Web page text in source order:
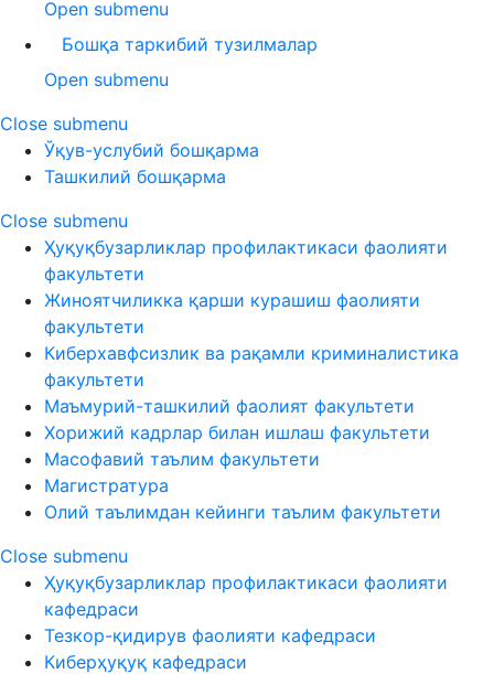
Open submenu
Бошқа таркибий тузилмалар
Open submenu
Close submenu
Ўқув-услубий бошқарма
Ташкилий бошқарма
Close submenu
Ҳуқуқбузарликлар профилактикаси фаолияти
факультети
Жиноятчиликка қарши курашиш фаолияти
факультети
Киберхавфсизлик ва рақамли криминалистика
факультети
Маъмурий-ташкилий фаолият факультети
Хорижий кадрлар билан ишлаш факультети
Масофавий таълим факультети
Магистратура
Олий таълимдан кейинги таълим факультети
Close submenu
Ҳуқуқбузарликлар профилактикаси фаолияти
кафедраси
Тезкор-қидирув фаолияти кафедраси
Киберҳуқуқ кафедраси